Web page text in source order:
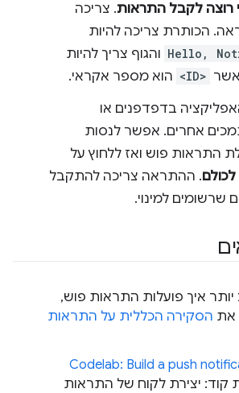
רוצה לקבל התראות. צריכה
הכותרת צריכה להיות
Hello, והגוף צריך להיות
<ID> הוא מספר אקראי.
בדפדפנים או
אחרים. אפשר לנסות
התראות פוש ואז ללחוץ על
. ההתראה צריכה להתקבל
שרשומים למינוי.
יותר איך פועלות התראות פוש,
את הסקירה הכללית על התראות
Codelab: Build a push
קוד: יצירת לקוח של התראות